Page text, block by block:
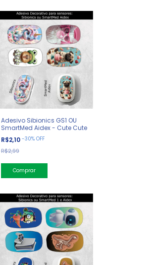
Adesivo Sibionics GS1 OU
SmartMed Aidex - Cute Cute
R$2,10 -30% OFF
R$2,99